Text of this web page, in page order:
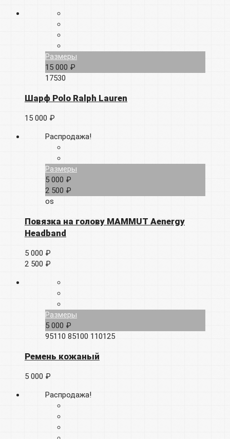
Размеры
15 000 ₽
17530
Шарф Polo Ralph Lauren
15 000 ₽
Распродажа!
Размеры
5 000 ₽
2 500 ₽
os
Повязка на голову MAMMUT Aenergy
Headband
5 000 ₽
2 500 ₽
Размеры
5 000 ₽
95110 85100 110125
Ремень кожаный
5 000 ₽
Распродажа!